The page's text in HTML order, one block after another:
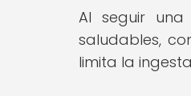
Al seguir
saludables,
limita la